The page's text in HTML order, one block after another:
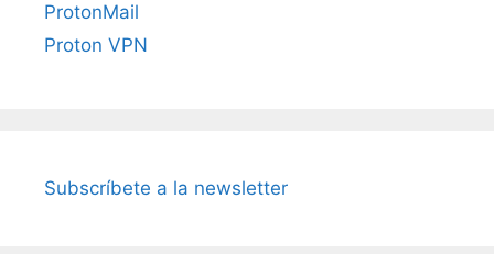
ProtonMail
Proton VPN
Subscríbete a la newsletter